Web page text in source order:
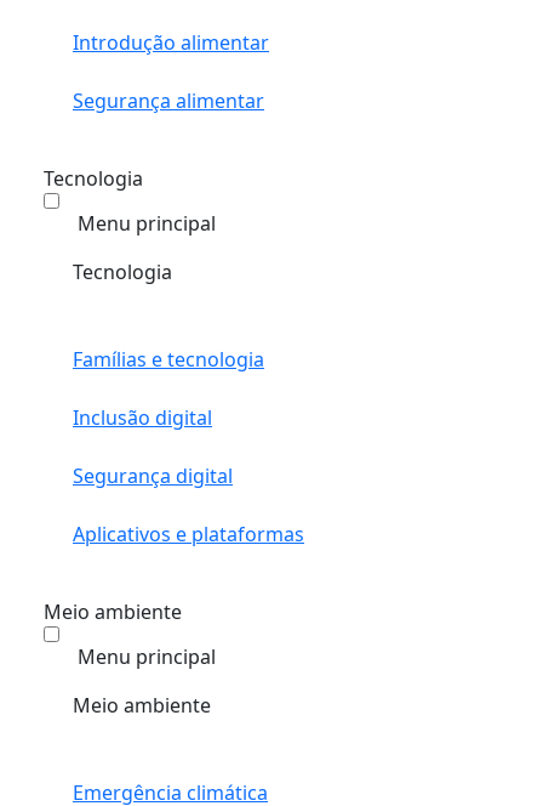
Introdução alimentar
Segurança alimentar
Tecnologia
Menu principal
Tecnologia
Famílias e tecnologia
Inclusão digital
Segurança digital
Aplicativos e plataformas
Meio ambiente
Menu principal
Meio ambiente
Emergência climática